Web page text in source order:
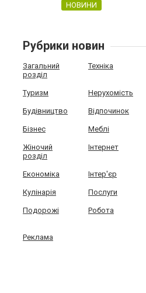
НОВИНИ
Рубрики новин
Загальний
розділ
Техніка
Туризм Нерухомість
Будівництво Відпочинок
Бізнес Меблі
Жіночий
розділ
Інтернет
Економіка Інтер'єр
Кулінарія Послуги
Подорожі Робота
Реклама